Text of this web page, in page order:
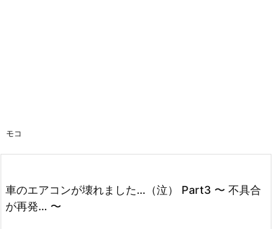
モコ
車のエアコンが壊れました…（泣） Part3 〜 不具合
が再発… 〜